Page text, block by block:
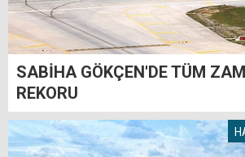
SABİHA GÖKÇEN'DE TÜM
REKORU